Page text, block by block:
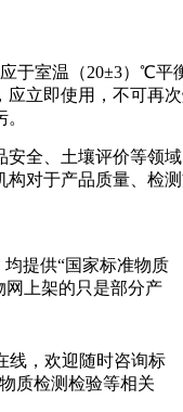
于室温（20±3）℃平
立即使用，不可再
全、土壤评价等领
对于产品质量、检
提供“国家标准物质
网上架的只是部分产
线，欢迎随时咨询标
质检测检验等相关